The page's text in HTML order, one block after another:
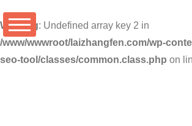
Warning: Undefined array key 2 in
/www/wwwroot/laizhangfen.com/wp-
seo-tool/classes/common.class.php on